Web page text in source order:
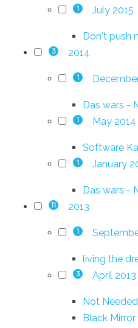
1 July 2015
Don't push
3 2014
1
Das wars -
1 May 2014
Software
1 January
Das wars -
11 2013
1
living the
3 April 2013
Not
Black Mirror